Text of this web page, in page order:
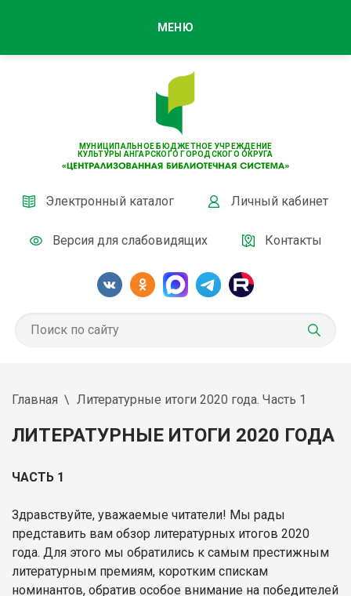
МУНИЦИПАЛЬНОЕ БЮДЖЕТНОЕ УЧРЕЖДЕНИЕ
КУЛЬТУРЫ АНГАРСКОГО ГОРОДСКОГО ОКРУГА
Электронный каталог Личный кабинет
Версия для слабовидящих Контакты
МЕНЮ
Главная Литературные итоги 2020 года. Часть 1
ЛИТЕРАТУРНЫЕ ИТОГИ 2020 ГОДА
ЧАСТЬ 1
Здравствуйте, уважаемые читатели! Мы рады
представить вам обзор литературных итогов 2020
года. Для этого мы обратились к самым престижным
литературным премиям, коротким спискам
номинантов, обратив особое внимание на победителей